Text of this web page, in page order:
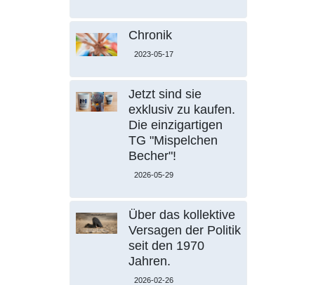
Chronik
2023-05-17
Jetzt sind sie
exklusiv zu kaufen.
Die einzigartigen
TG "Mispelchen
Becher"!
2026-05-29
Über das kollektive
Versagen der Politik
seit den 1970
Jahren.
2026-02-26